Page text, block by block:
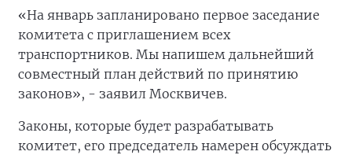
«На январь запланировано первое заседание
комитета с приглашением всех
транспортников. Мы напишем дальнейший
совместный план действий по принятию
законов», - заявил Москвичев.
Законы, которые будет разрабатывать
комитет, его председатель намерен обсуждать